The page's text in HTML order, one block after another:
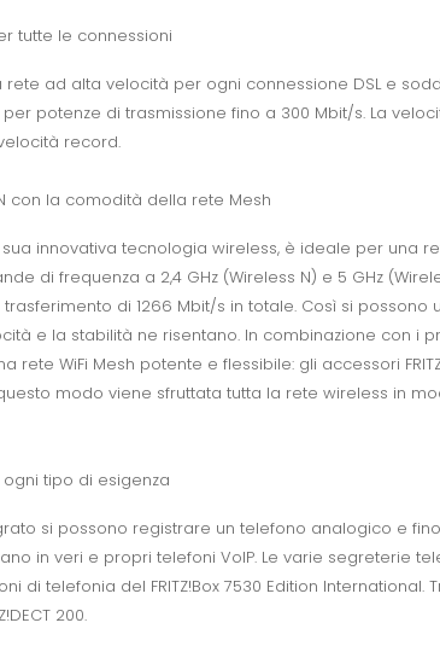
tutte le connessioni
rete ad alta velocità per ogni connessione DSL e
potenze di trasmissione fino a 300 Mbit/s. La
record.
con la comodità della rete Mesh
sua innovativa tecnologia wireless, è ideale per
di frequenza a 2,4 GHz (Wireless N) e 5 GHz
di 1266 Mbit/s in totale. Così si
e la stabilità ne risentano. In combinazione con i
rete WiFi Mesh potente e flessibile: gli accessori
modo viene sfruttata tutta la rete wireless in
tipo di esigenza
si possono registrare un telefono analogico e
in veri e propri telefoni VoIP. Le varie segreterie
di telefonia del FRITZ!Box 7530 Edition
200.